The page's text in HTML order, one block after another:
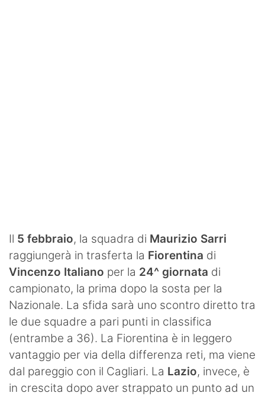
SHOP LAZIO
Contatti
Il 5 febbraio, la squadra di Maurizio Sarri
raggiungerà in trasferta la Fiorentina di
Vincenzo Italiano per la 24^ giornata di
campionato, la prima dopo la sosta per la
Nazionale. La sfida sarà uno scontro diretto tra
le due squadre a pari punti in classifica
(entrambe a 36). La Fiorentina è in leggero
vantaggio per via della differenza reti, ma viene
dal pareggio con il Cagliari. La Lazio, invece, è
in crescita dopo aver strappato un punto ad un